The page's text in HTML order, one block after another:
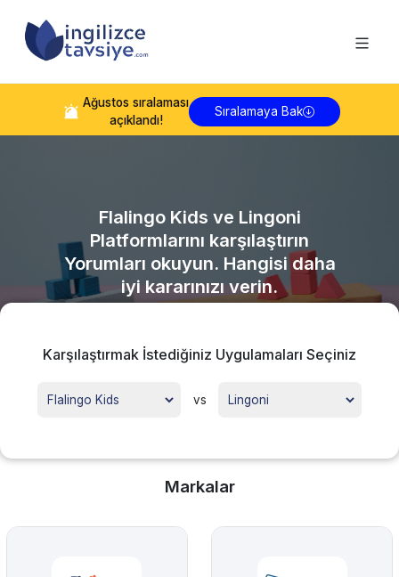
Ağustos sıralaması
açıklandı!
Sıralamaya Bak
Flalingo Kids ve Lingoni
Platformlarını karşılaştırın
Yorumları okuyun. Hangisi daha
iyi kararınızı verin.
Karşılaştırmak İstediğiniz Uygulamaları Seçiniz
vs
Markalar